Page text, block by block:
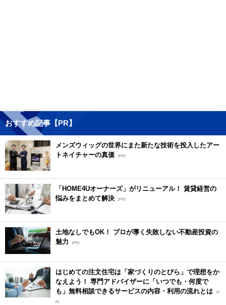
おすすめ記事【PR】
メンズウィッグの世界にまた新たな技術を投入したアー
トネイチャーの真価
[PR]
「HOME4Uオーナーズ」がリニューアル！ 賃貸経営の
悩みをまとめて解決 [PR]
土地なしでもOK！ プロが導く失敗しない不動産投資の
魅力
[PR]
はじめての注文住宅は「家づくりのとびら」で理想をか
なえよう！ 専門アドバイザーに「いつでも・何度で
も」無料相談できるサービスの内容・利用の流れとは [P
R]